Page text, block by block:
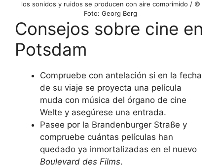
los sonidos y ruidos se producen con aire comprimido / ©
Foto: Georg Berg
Consejos sobre cine en
Potsdam
Compruebe con antelación si en la fecha
de su viaje se proyecta una película
muda con música del órgano de cine
Welte y asegúrese una entrada.
Pasee por la Brandenburger Straße y
compruebe cuántas películas han
quedado ya inmortalizadas en el nuevo
Boulevard des Films.